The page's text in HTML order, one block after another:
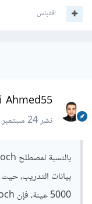
اقتباس
Ahmed55
نشر24 سبتمبر 2024
بالنسبة لمصطلح Epoch
بيانات التدريب،